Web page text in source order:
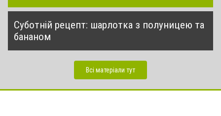
Суботній рецепт: шарлотка з полуницею та
бананом
Всі матеріали тут